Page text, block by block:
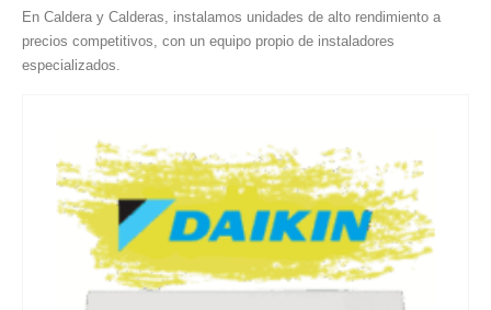
En Caldera y Calderas, instalamos unidades de alto rendimiento a
precios competitivos, con un equipo propio de instaladores
especializados.